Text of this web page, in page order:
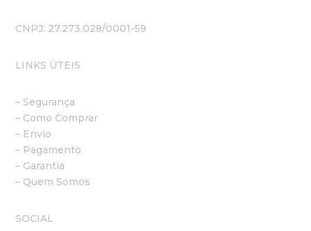
CNPJ: 27.273.028/0001-59
LINKS ÚTEIS
– Segurança
– Como Comprar
– Envio
– Pagamento
– Garantia
– Quem Somos
SOCIAL